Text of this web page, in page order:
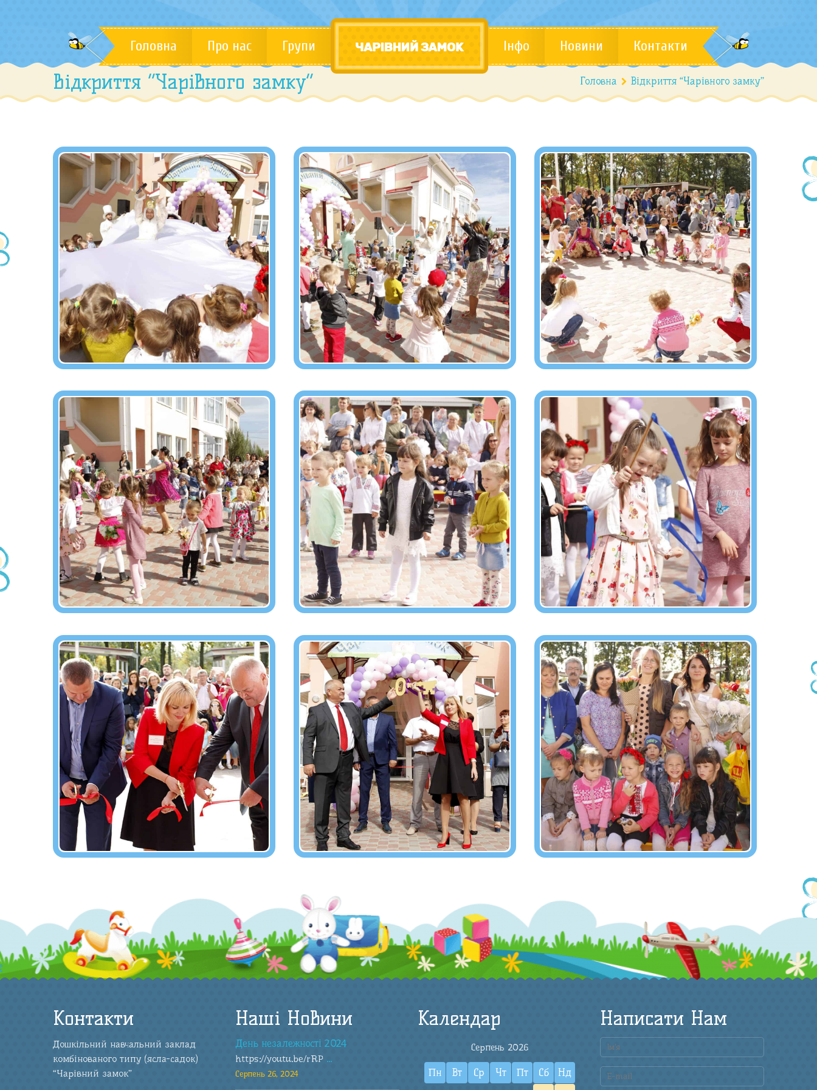
Головна Про нас Групи Інфо Новини Контакти
Відкриття “Чарівного замку” Головна Відкриття “Чарівного замку”
Контакти
Дошкільний навчальний заклад
комбінованого типу (ясла-садок)
“Чарівний замок”
Наші Новини
День незалежності 2024
https://youtu.be/rRP ...
Серпень 26, 2024
Календар
Серпень 2026
Пн Вт Ср Чт Пт Сб
Нд
Написати Нам